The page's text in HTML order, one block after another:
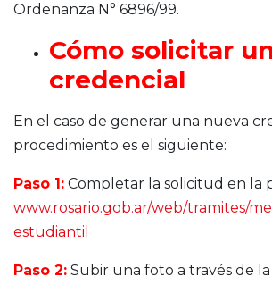
Ordenanza N° 6896/99.
Cómo solicitar
credencial
En el caso de generar una nueva
procedimiento es el siguiente:
Paso 1: Completar la solicitud en la
www.rosario.gob.ar/web/tramites/
estudiantil
Paso 2: Subir una foto a través de la